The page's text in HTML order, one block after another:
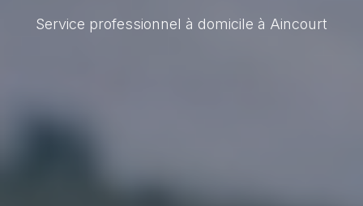
Service professionnel à domicile à Aincourt